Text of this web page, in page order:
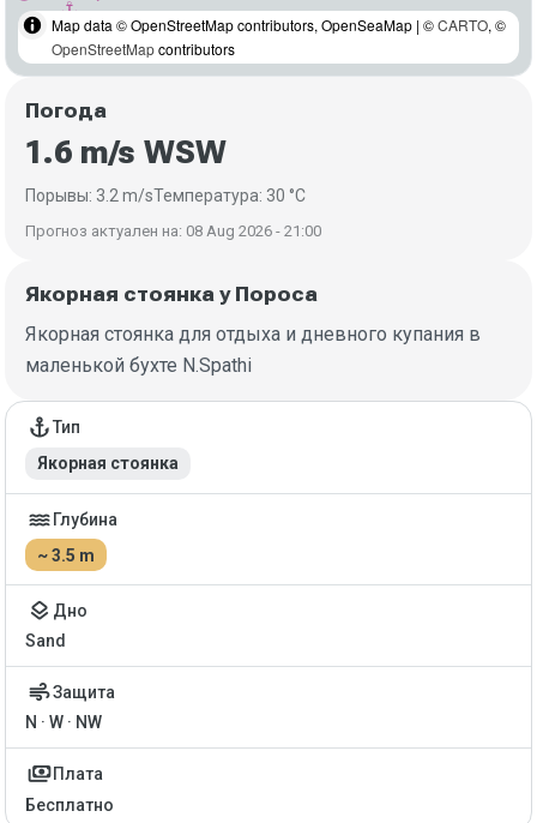
Якорная стоянка у Пороса
Якорная стоянка для отдыха и дневного купания в
маленькой бухте N.Spathi
Детали якорной стоянки
anchorТип
Якорная стоянка
water Глубина
~ 3.5 m
layers Дно
Sand
airЗащита
N · W · NW
payments Плата
Бесплатно
Map data © OpenStreetMap contributors, OpenSeaMap | ©CARTO, ©
OpenStreetMapcontributors
Погода
1.6 m/s WSW
Порывы: 3.2 m/sТемпература: 30 °C
Прогноз актуален на: 08 Aug 2026 - 21:00